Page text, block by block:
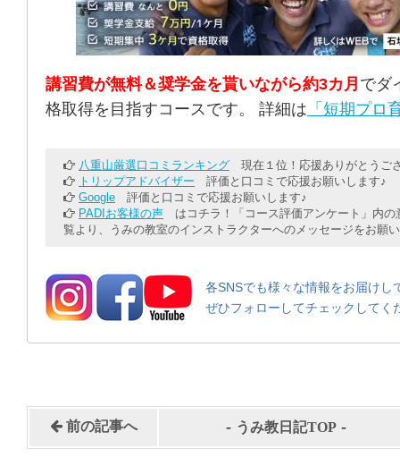
講習費が無料＆奨学金を貰いながら約3カ月 でダ
格取得を目指すコースです。 詳細は 「短期プロ
八重山厳選口コミランキング 現在１位！応援ありがとうご
トリップアドバイザー 評価と口コミで応援お願いします♪
Google 評価と口コミで応援お願いします♪
PADIお客様の声 はコチラ！「コース評価アンケート」内の
覧より、うみの教室のインストラクターへのメッセージをお願
各SNSでも様々な情報をお届けし
ぜひフォローしてチェックしてく
前の記事へ - うみ教日記TOP -